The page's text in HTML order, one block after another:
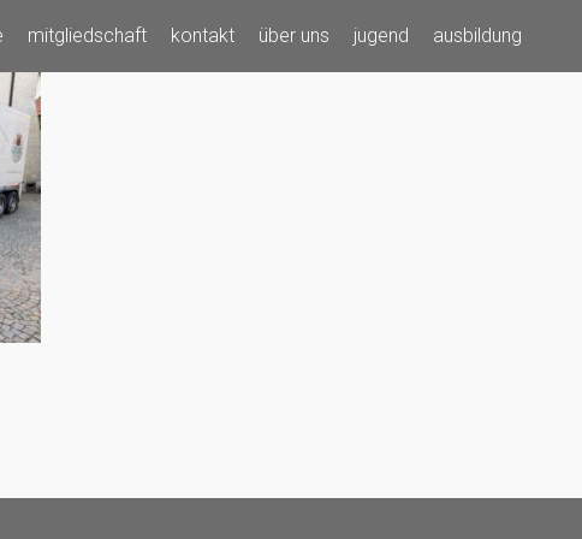
mitgliedschaft kontakt über uns jugend ausbildung